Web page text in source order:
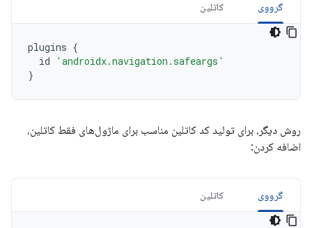
گرووی کاتلین
plugins {
id
'androidx.navigation.safeargs'
}
روش دیگر، برای تولید کد کاتلین مناسب برای ماژول‌های فقط کاتلین،
اضافه کردن:
گرووی کاتلین